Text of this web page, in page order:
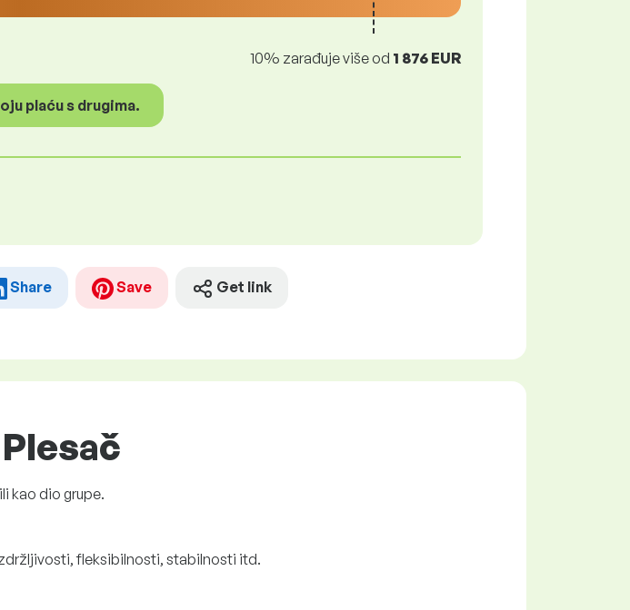
10% zarađuje više od 1 876 EUR
plaću s drugima.
Share Save Get link
kao dio grupe.
fleksibilnosti, stabilnosti itd.